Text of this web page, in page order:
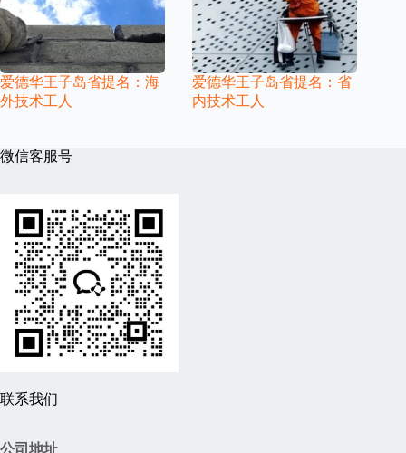
爱德华王子岛省提名：海
外技术工人
爱德华王子岛省提名：省
内技术工人
微信客服号
联系我们
公司地址